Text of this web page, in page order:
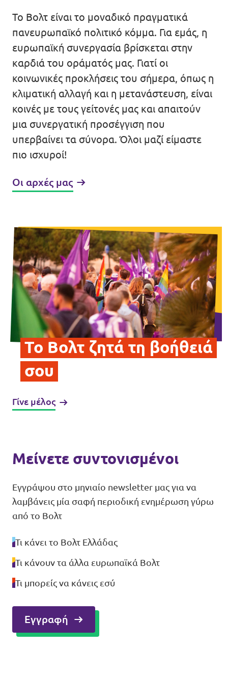
Βολτ Πορτογαλίας
Οι άνθρωποι του Βολτ
Κάνε Δωρεά
Γίνε Μέλος
Γίνε Φίλος
Έλα μαζί μας!
Επικοινωνία
Καταστατικό
Πολιτική απορρήτου
Όροι Χρήσης
Εσωτερικό δίκτυο (Intranet)
Το Βολτ είναι το μοναδικό πραγματικά
πανευρωπαϊκό πολιτικό κόμμα. Για εμάς, η
ευρωπαϊκή συνεργασία βρίσκεται στην
καρδιά του οράματός μας. Γιατί οι
κοινωνικές προκλήσεις του σήμερα, όπως η
κλιματική αλλαγή και η μετανάστευση, είναι
κοινές με τους γείτονές μας και απαιτούν
μια συνεργατική προσέγγιση που
υπερβαίνει τα σύνορα. Όλοι μαζί είμαστε
πιο ισχυροί!
Οι αρχές μας
Το Βολτ ζητά τη βοήθειά
σου
Γίνε μέλος
Μείνετε συντονισμένοι
Εγγράψου στο μηνιαίο newsletter μας για να
λαμβάνεις μία σαφή περιοδική ενημέρωση γύρω
από το Βολτ
Τι κάνει το Βολτ Ελλάδας
Τι κάνουν τα άλλα ευρωπαϊκά Βολτ
Τι μπορείς να κάνεις εσύ
Εγγραφή